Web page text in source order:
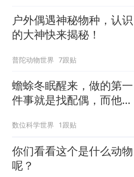
户外偶遇神秘物种，认识
的大神快来揭秘！
普陀动物世界 7跟贴
蟾蜍冬眠醒来，做的第一
件事就是找配偶，而他们
数位科学世界 1跟贴
你们看看这个是什么动物
呢？